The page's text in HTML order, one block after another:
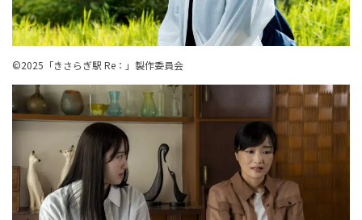
©︎2025「きさらぎ駅 Re：」製作委員会